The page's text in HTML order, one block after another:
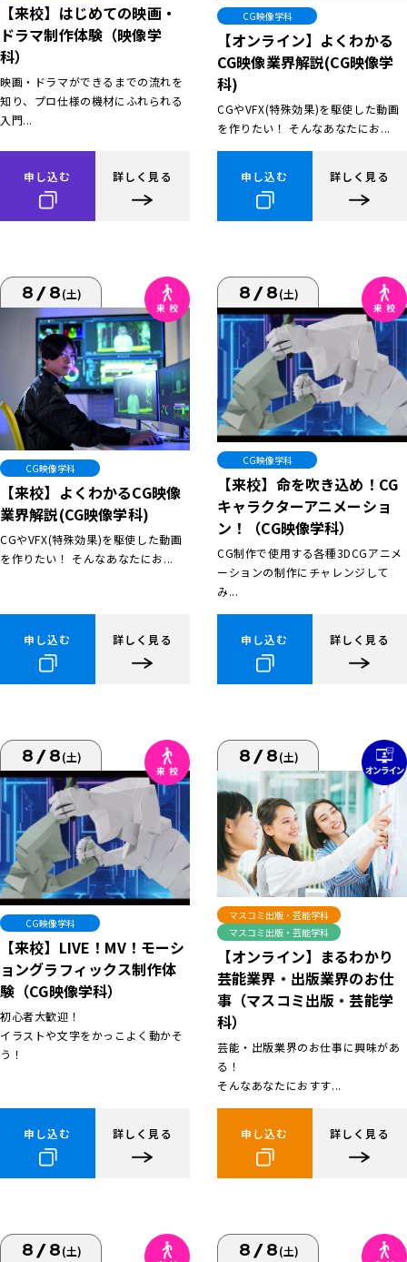
【来校】はじめての映画・
ドラマ制作体験（映像学
科）
映画・ドラマができるまでの流れを
知り、プロ仕様の機材にふれられる
入門...
申し込む 詳しく見る
CG映像学科
【オンライン】よくわかる
CG映像業界解説(CG映像学
科)
CGやVFX(特殊効果)を駆使した動画
を作りたい！ そんなあなたにお...
申し込む 詳しく見る
8/8(土)
CG映像学科
【来校】よくわかるCG映像
業界解説(CG映像学科)
CGやVFX(特殊効果)を駆使した動画
を作りたい！ そんなあなたにお...
申し込む 詳しく見る
8/8(土)
CG映像学科
【来校】命を吹き込め！CG
キャラクターアニメーショ
ン！（CG映像学科）
CG制作で使用する各種3DCGアニメ
ーションの制作にチャレンジして
み...
申し込む 詳しく見る
8/8(土)
CG映像学科
【来校】LIVE！MV！モーシ
ョングラフィックス制作体
験（CG映像学科）
初心者大歓迎！
イラストや文字をかっこよく動かそ
う！
申し込む 詳しく見る
8/8(土)
マスコミ出版・芸能学科
マスコミ出版・芸能学科
【オンライン】まるわかり
芸能業界・出版業界のお仕
事（マスコミ出版・芸能学
科）
芸能・出版業界のお仕事に興味があ
る！
そんなあなたにおすす...
申し込む 詳しく見る
8/8(土) 8/8(土)